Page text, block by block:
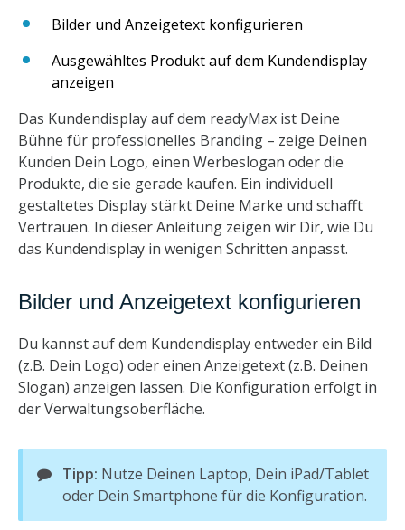
Bilder und Anzeigetext konfigurieren
Ausgewähltes Produkt auf dem Kundendisplay
anzeigen
Das Kundendisplay auf dem readyMax ist Deine
Bühne für professionelles Branding – zeige Deinen
Kunden Dein Logo, einen Werbeslogan oder die
Produkte, die sie gerade kaufen. Ein individuell
gestaltetes Display stärkt Deine Marke und schafft
Vertrauen. In dieser Anleitung zeigen wir Dir, wie Du
das Kundendisplay in wenigen Schritten anpasst.
Bilder und Anzeigetext konfigurieren
Du kannst auf dem Kundendisplay entweder ein Bild
(z.B. Dein Logo) oder einen Anzeigetext (z.B. Deinen
Slogan) anzeigen lassen. Die Konfiguration erfolgt in
der Verwaltungsoberfläche.
Tipp: Nutze Deinen Laptop, Dein iPad/Tablet
oder Dein Smartphone für die Konfiguration.